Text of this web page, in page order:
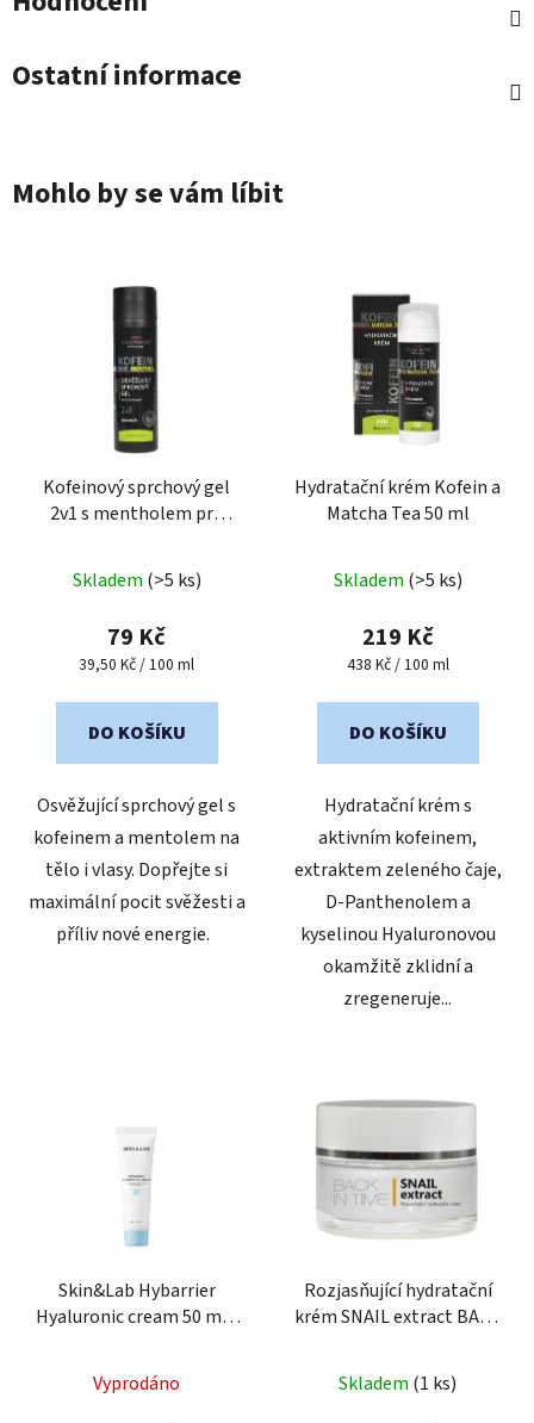
Ostatní informace
Mohlo by se vám líbit
Kofeinový sprchový gel
2v1 s mentholem pro
hodnocení
produktu
je
z
Skladem (>5 ks)
79 Kč
Měrná
39,50 Kč / 100 ml
DO KOŠÍKU
Osvěžující sprchový gel s
kofeinem a mentolem na
tělo i vlasy. Dopřejte si
maximální pocit svěžesti a
příliv nové energie.
Hydratační krém Kofein a
Matcha Tea 50 ml
hodnocení
produktu
je
z
Skladem (>5 ks)
219 Kč
Měrná
438 Kč / 100 ml
DO KOŠÍKU
Hydratační krém s
aktivním kofeinem,
extraktem zeleného čaje,
D-Panthenolem a
kyselinou Hyaluronovou
okamžitě zklidní a
zregeneruje...
Skin&Lab Hybarrier
Hyaluronic cream 50 ml -
hyaluronovou
Vyprodáno
Rozjasňující hydratační
krém SNAIL extract BACK
Skladem (1 ks)